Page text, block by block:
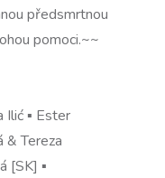
předsmrtnou
pomoci.~~
Ilić ▪ Ester
& Tereza
[SK] ▪